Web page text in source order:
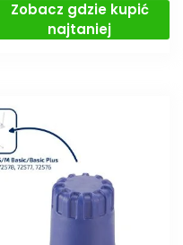
Zobacz gdzie kupić
najtaniej